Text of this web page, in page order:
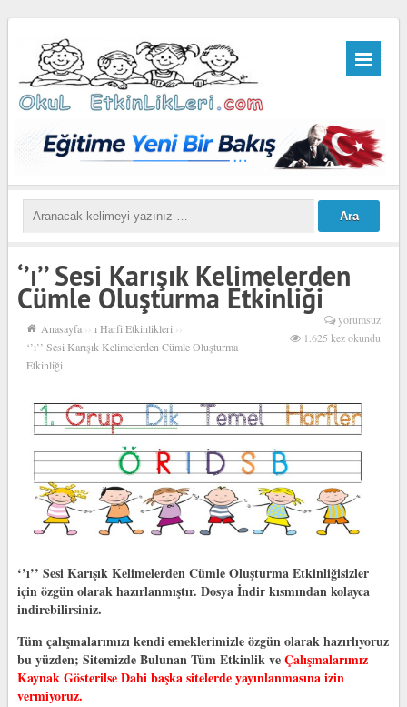
‘’ı’’ Sesi Karışık Kelimelerden
Cümle Oluşturma Etkinliği
Anasayfa ›› ı Harfi Etkinlikleri ››
‘’ı’’ Sesi Karışık Kelimelerden Cümle Oluşturma
Etkinliği
yorumsuz
1.625 kez okundu
‘’ı’’ Sesi Karışık Kelimelerden Cümle Oluşturma Etkinliğisizler
için özgün olarak hazırlanmıştır. Dosya İndir kısmından kolayca
indirebilirsiniz.
Tüm çalışmalarımızı kendi emeklerimizle özgün olarak hazırlıyoruz
bu yüzden; Sitemizde Bulunan Tüm Etkinlik veÇalışmalarımız
Kaynak Gösterilse Dahi başka sitelerde yayınlanmasına izin
vermiyoruz.